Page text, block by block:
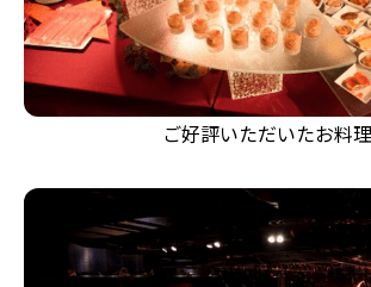
ご好評いただいたお料理